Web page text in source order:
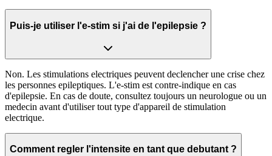
Puis-je utiliser l'e-stim si j'ai de l'epilepsie ?
Non. Les stimulations electriques peuvent declencher une crise chez
les personnes epileptiques. L'e-stim est contre-indique en cas
d'epilepsie. En cas de doute, consultez toujours un neurologue ou un
medecin avant d'utiliser tout type d'appareil de stimulation
electrique.
Comment regler l'intensite en tant que debutant ?